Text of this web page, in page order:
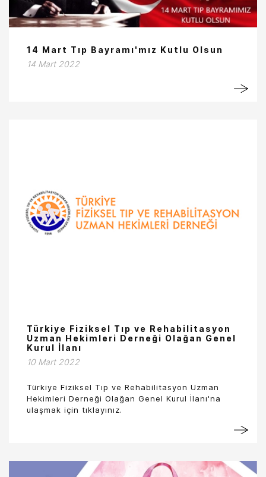
14 Mart Tıp Bayramı'mız Kutlu Olsun
14 Mart 2022
Türkiye Fiziksel Tıp ve Rehabilitasyon
Uzman Hekimleri Derneği Olağan Genel
Kurul İlanı
10 Mart 2022
Türkiye Fiziksel Tıp ve Rehabilitasyon Uzman
Hekimleri Derneği Olağan Genel Kurul İlanı'na
ulaşmak için tıklayınız.